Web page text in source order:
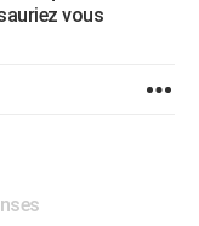
vous